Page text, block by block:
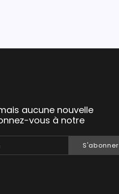
aucune nouvelle
vous à notre
S'abonner